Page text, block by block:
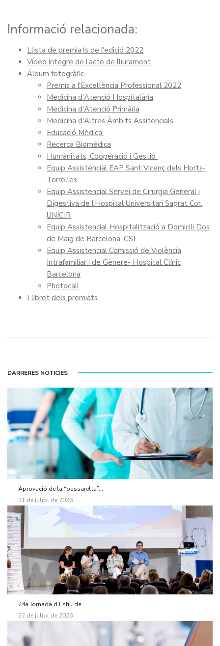
Informació relacionada:
Llista de premiats de l'edició 2022
Vídeo íntegre de l’acte de lliurament
Àlbum fotogràfic
Premis a l'Excel·lència Professional 2022
Medicina d'Atenció Hospitalària
Medicina d'Atenció Primària
Medicina d'Altres Àmbits Assitencials
Educació Mèdica
Recerca Biomèdica
Humanitats, Cooperació i Gestió
Equip Assistencial EAP Sant Vicenç dels Horts-
Torrelles
Equip Assistencial Servei de Cirurgia General i
Digestiva de l’Hospital Universitari Sagrat Cor.
UNICIR
Equip Assistencial Hospitalització a Domicili Dos
de Maig de Barcelona, CSI
Equip Assistencial Comissió de Violència
Intrafamiliar i de Gènere- Hospital Clínic
Barcelona
Photocall
Llibret dels premiats
DARRERES NOTICIES
Aprovació de la “passarel·la”...
31 de juliol de 2026
24a Jornada d’Estiu de...
22 de juliol de 2026